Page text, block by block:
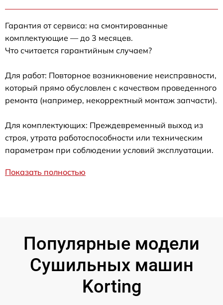
Гарантия от сервиса: на смонтированные
комплектующие — до 3 месяцев.
Что считается гарантийным случаем?
Для работ: Повторное возникновение неисправности,
который прямо обусловлен с качеством проведенного
ремонта (например, некорректный монтаж запчасти).
Для комплектующих: Преждевременный выход из
строя, утрата работоспособности или техническим
параметрам при соблюдении условий эксплуатации.
Показать полностью
Популярные модели
Сушильных машин
Korting